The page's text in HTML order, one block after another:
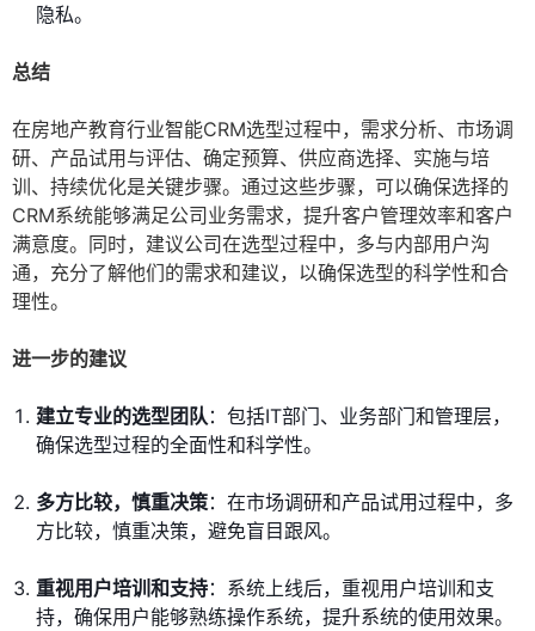
隐私。
总结
在房地产教育行业智能CRM选型过程中，需求分析、市场调
研、产品试用与评估、确定预算、供应商选择、实施与培
训、持续优化是关键步骤。通过这些步骤，可以确保选择的
CRM系统能够满足公司业务需求，提升客户管理效率和客户
满意度。同时，建议公司在选型过程中，多与内部用户沟
通，充分了解他们的需求和建议，以确保选型的科学性和合
理性。
进一步的建议
建立专业的选型团队：包括IT部门、业务部门和管理层，
确保选型过程的全面性和科学性。
多方比较，慎重决策：在市场调研和产品试用过程中，多
方比较，慎重决策，避免盲目跟风。
重视用户培训和支持：系统上线后，重视用户培训和支
持，确保用户能够熟练操作系统，提升系统的使用效果。